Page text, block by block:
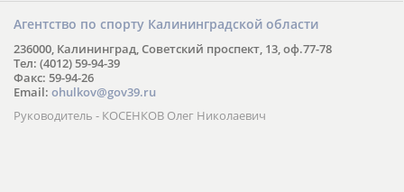
Агентство по спорту Калининградской области
236000, Калининград, Советский проспект, 13, оф.77-78
Тел: (4012) 59-94-39
Факс: 59-94-26
Email: ohulkov@gov39.ru
Руководитель - КОСЕНКОВ Олег Николаевич